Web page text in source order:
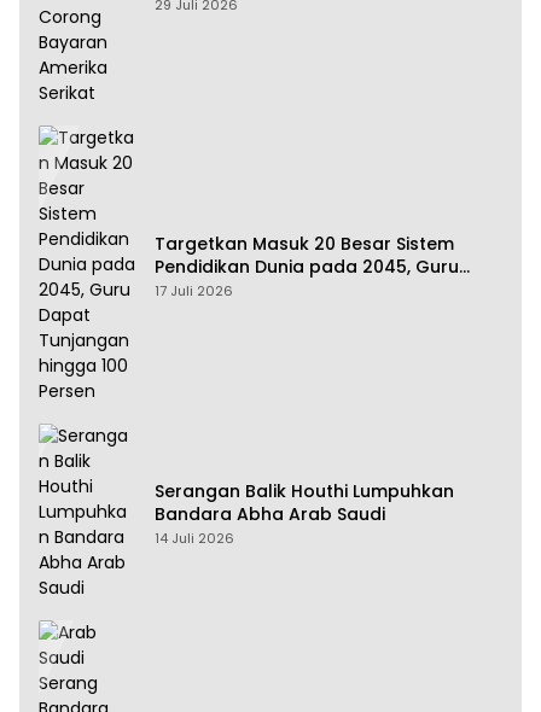
29 Juli 2026
Targetkan Masuk 20 Besar Sistem
Pendidikan Dunia pada 2045, Guru
Dapat Tunjangan hingga 100 Persen
17 Juli 2026
Serangan Balik Houthi Lumpuhkan
Bandara Abha Arab Saudi
14 Juli 2026